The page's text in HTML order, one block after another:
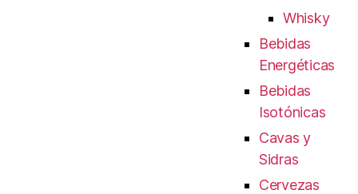
Whisky
Bebidas
Energéticas
Bebidas
Isotónicas
Cavas y
Sidras
Cervezas